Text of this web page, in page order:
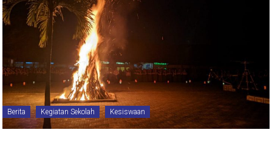
Berita Kegiatan Sekolah Kesiswaan